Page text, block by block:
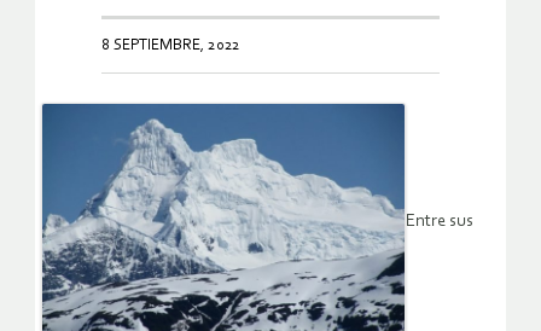
8 SEPTIEMBRE, 2022
Entre sus